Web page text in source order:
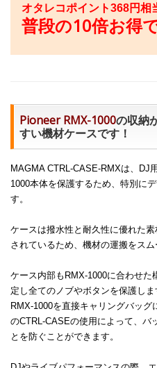
オタレコポイント368円相
普段の10倍お得
Pioneer RMX-1000の収納
すい機材ケースです！
MAGMA CTRL-CASE-RMXは、DJ
1000本体を保護するため、特別に
す。
ケースは撥水性と耐久性に優れた
されているため、機材の運搬をスム
ケース内部もRMX-1000に合わせた
定し全てのノブやボタンを保護しま
RMX-1000を直接キャリングバッ
のCTRL-CASEの使用によって、バ
とを防ぐことができます。